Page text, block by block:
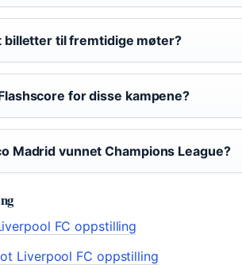
billetter til fremtidige møter?
for disse kampene?
Madrid vunnet Champions League?
FC oppstilling
Liverpool FC oppstilling